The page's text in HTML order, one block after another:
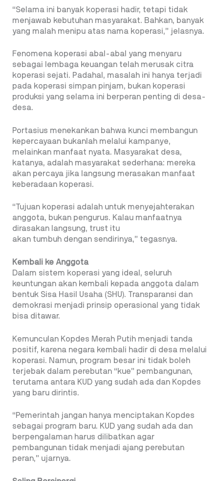
“Selama ini banyak koperasi hadir, tetapi tidak
menjawab kebutuhan masyarakat. Bahkan, banyak
yang malah menipu atas nama koperasi,” jelasnya.
Fenomena koperasi abal-abal yang menyaru
sebagai lembaga keuangan telah merusak citra
koperasi sejati. Padahal, masalah ini hanya terjadi
pada koperasi simpan pinjam, bukan koperasi
produksi yang selama ini berperan penting di desa-
desa.
Portasius menekankan bahwa kunci membangun
kepercayaan bukanlah melalui kampanye,
melainkan manfaat nyata. Masyarakat desa,
katanya, adalah masyarakat sederhana: mereka
akan percaya jika langsung merasakan manfaat
keberadaan koperasi.
“Tujuan koperasi adalah untuk menyejahterakan
anggota, bukan pengurus. Kalau manfaatnya
dirasakan langsung, trust itu
akan tumbuh dengan sendirinya,” tegasnya.
Kembali ke Anggota
Dalam sistem koperasi yang ideal, seluruh
keuntungan akan kembali kepada anggota dalam
bentuk Sisa Hasil Usaha (SHU). Transparansi dan
demokrasi menjadi prinsip operasional yang tidak
bisa ditawar.
Kemunculan Kopdes Merah Putih menjadi tanda
positif, karena negara kembali hadir di desa melalui
koperasi. Namun, program besar ini tidak boleh
terjebak dalam perebutan “kue” pembangunan,
terutama antara KUD yang sudah ada dan Kopdes
yang baru dirintis.
“Pemerintah jangan hanya menciptakan Kopdes
sebagai program baru. KUD yang sudah ada dan
berpengalaman harus dilibatkan agar
pembangunan tidak menjadi ajang perebutan
peran,” ujarnya.